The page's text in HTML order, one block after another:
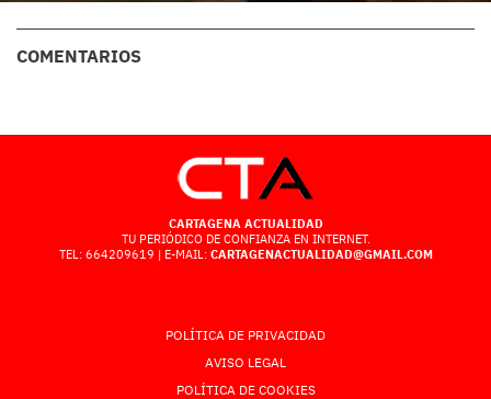
COMENTARIOS
CARTAGENA ACTUALIDAD
TU PERIÓDICO DE CONFIANZA EN INTERNET.
TEL: 664209619 | E-MAIL: CARTAGENACTUALIDAD@GMAIL.COM
POLÍTICA DE PRIVACIDAD
AVISO LEGAL
POLÍTICA DE COOKIES